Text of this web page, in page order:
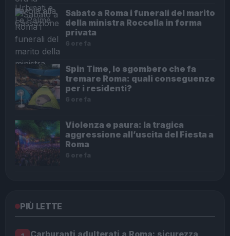
Sabato a Roma i funerali del marito
della ministra Roccella in forma
privata
6 ore fa
Spin Time, lo sgombero che fa
tremare Roma: quali conseguenze
per i residenti?
6 ore fa
Violenza e paura: la tragica
aggressione all’uscita del Fiesta a
Roma
6 ore fa
PIÙ LETTE